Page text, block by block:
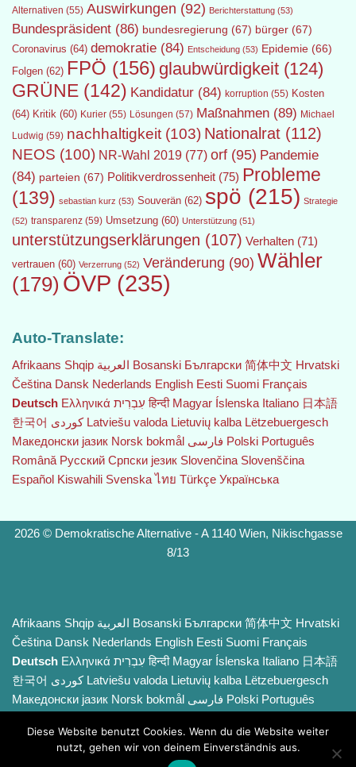
Alternativen (55) Auswirkungen (92) Berichterstattung (53)
Bundespräsident (86) bundesregierung (67) bürger (67)
Coronavirus (64) demokratie (84) Entscheidung (53) Epidemie (66)
Folgen (62) FPÖ (156) glaubwürdigkeit (124)
GRÜNE (142) Kandidatur (84) korruption (55) Kosten
(64) Kritik (60) Kurier (55) Lösungen (57) Maßnahmen (89) Michael
Ludwig (59) nachhaltigkeit(103) Nationalrat (112)
NEOS (100) NR-Wahl 2019 (77) orf (95) Pandemie
(84) parteien (67) Politikverdrossenheit (75) Probleme
(139) sebastian kurz (53) Souverän (62) spö (215) Strategie
(52) transparenz (59) Umsetzung (60) Unterstützung (51)
unterstützungserklärungen (107) Verhalten (71)
vertrauen (60) Verzerrung (52) Veränderung (90) Wähler
(179) ÖVP (235)
Auto-Translate:
Afrikaans Shqip العربية Bosanski Български 简体中文 Hrvatski
Čeština‎ Dansk Nederlands English Eesti Suomi Français
Deutsch Ελληνικά עִבְרִית हिन्दी Magyar Íslenska Italiano 日本語
한국어
Latviešu valoda Lietuvių kalba Lëtzebuergesch
Македонски јазик Norsk bokmål فارسی Polski Português
Română Русский Српски језик Slovenčina Slovenščina
Español Kiswahili Svenska ไทย Türkçe Українська
2026 © Demokratische Alternative - A 1140 Wien, Nikischgasse
8/13
Afrikaans Shqip العربية Bosanski Български 简体中文 Hrvatski
Čeština‎ Dansk Nederlands English Eesti Suomi Français
Deutsch Ελληνικά עִבְרִית हिन्दी Magyar Íslenska Italiano 日本語
한국어
Latviešu valoda Lietuvių kalba Lëtzebuergesch
Македонски јазик Norsk bokmål فارسی Polski Português
Español Kiswahili Svenska ไทย Türkçe Українська
Diese Website benutzt Cookies. Wenn du die Website weiter
nutzt, gehen wir von deinem Einverständnis aus.